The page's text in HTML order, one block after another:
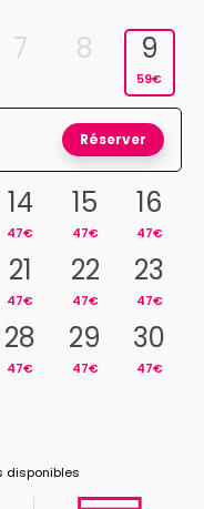
7 8 9
59€
Réserver
14
47€
15
47€
16
47€
21
47€
22
47€
23
47€
28
47€
29
47€
30
47€
disponibles